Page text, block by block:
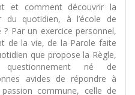
et comment découvrir la
quotidien, à l’école de
? Par un exercice personnel,
de la vie, de la Parole faite
que propose la Règle,
né de
avides de répondre à
commune, celle de